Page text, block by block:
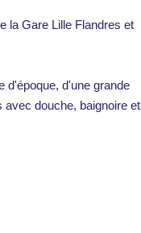
la Gare Lille Flandres et
d'époque, d'une grande
avec douche, baignoire et